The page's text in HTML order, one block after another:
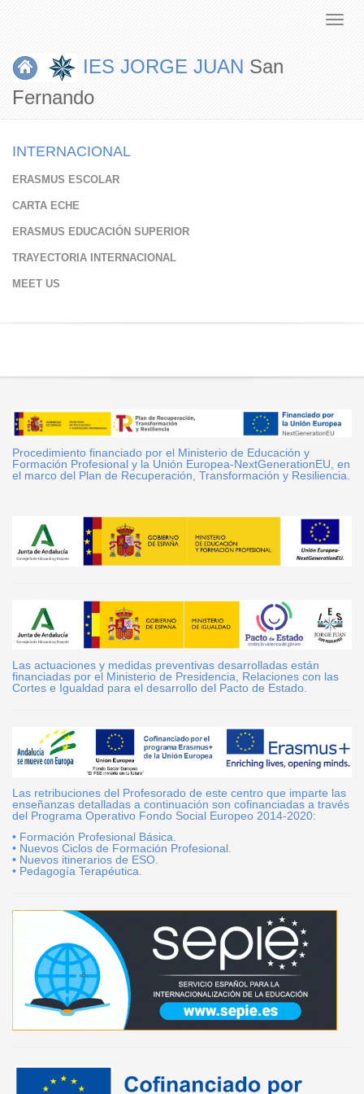
IES JORGE JUAN San
Fernando
INTERNACIONAL
ERASMUS ESCOLAR
CARTA ECHE
ERASMUS EDUCACIÓN SUPERIOR
TRAYECTORIA INTERNACIONAL
MEET US
Procedimiento financiado por el Ministerio de Educación y
Formación Profesional y la Unión Europea-NextGenerationEU, en
el marco del Plan de Recuperación, Transformación y Resiliencia.
Las actuaciones y medidas preventivas desarrolladas están
financiadas por el Ministerio de Presidencia, Relaciones con las
Cortes e Igualdad para el desarrollo del Pacto de Estado.
Las retribuciones del Profesorado de este centro que imparte las
enseñanzas detalladas a continuación son cofinanciadas a través
del Programa Operativo Fondo Social Europeo 2014-2020:
• Formación Profesional Básica.
• Nuevos Ciclos de Formación Profesional.
• Nuevos itinerarios de ESO.
• Pedagogía Terapéutica.